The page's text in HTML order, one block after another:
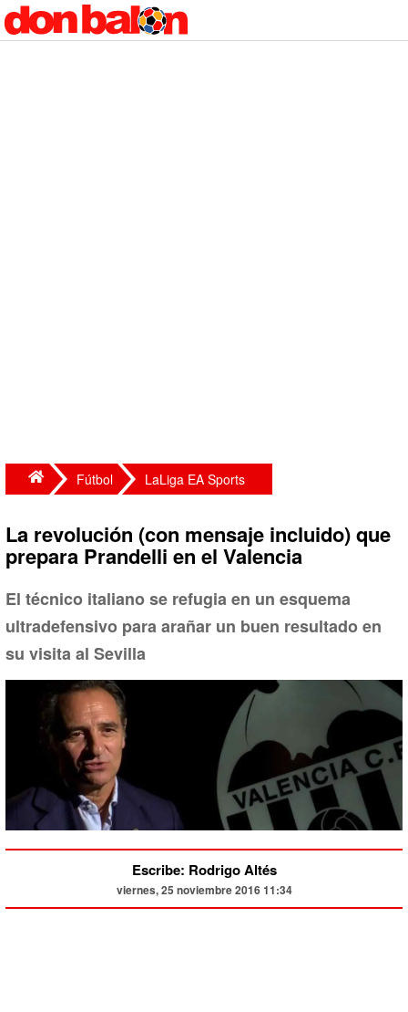
Fútbol LaLiga EA Sports
La revolución (con mensaje incluido) que
prepara Prandelli en el Valencia
El técnico italiano se refugia en un esquema
ultradefensivo para arañar un buen resultado en
su visita al Sevilla
Escribe: Rodrigo Altés
viernes, 25 noviembre 2016 11:34